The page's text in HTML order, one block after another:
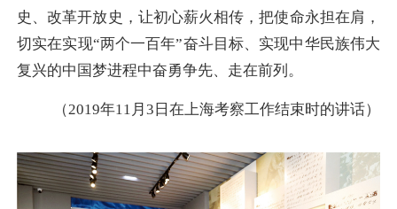
史、改革开放史，让初心薪火相传，把使命永担在肩，
切实在实现“两个一百年”奋斗目标、实现中华民族伟大
复兴的中国梦进程中奋勇争先、走在前列。
（2019年11月3日在上海考察工作结束时的讲话）